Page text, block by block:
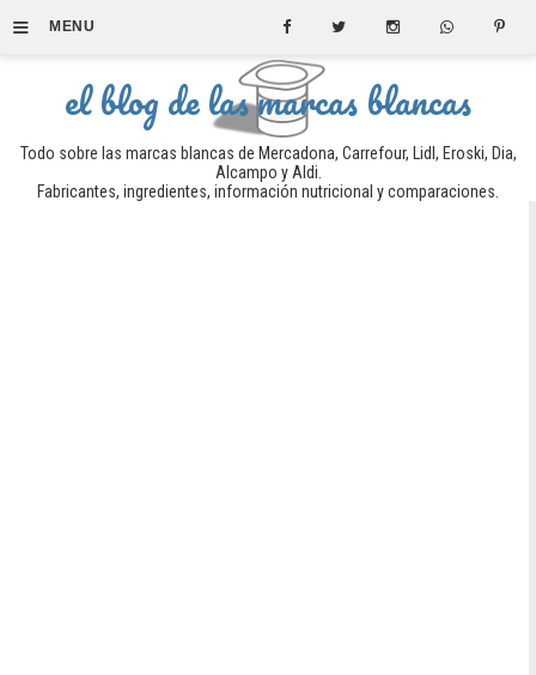
≡ MENU
el blog de las marcas blancas
Todo sobre las marcas blancas de Mercadona, Carrefour, Lidl, Eroski, Dia,
Alcampo y Aldi.
Fabricantes, ingredientes, información nutricional y comparaciones.